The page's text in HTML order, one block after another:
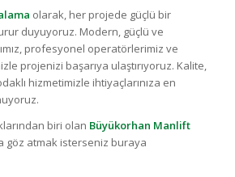
olarak, her projede güçlü bir
duyuyoruz. Modern, güçlü ve
profesyonel operatörlerimiz ve
projenizi başarıya ulaştırıyoruz. Kalite,
hizmetimizle ihtiyaçlarınıza en
biri olan Büyükorhan Manlift
göz atmak isterseniz buraya